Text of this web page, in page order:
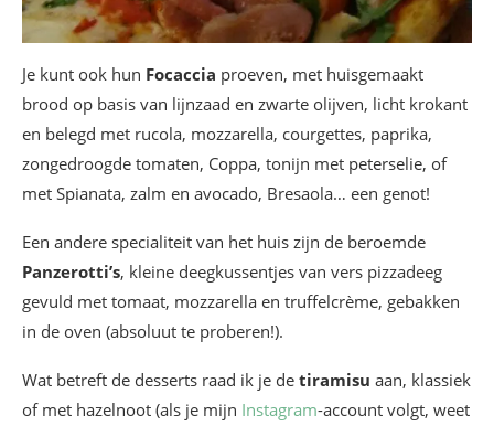
Je kunt ook hun Focaccia proeven, met huisgemaakt
brood op basis van lijnzaad en zwarte olijven, licht krokant
en belegd met rucola, mozzarella, courgettes, paprika,
zongedroogde tomaten, Coppa, tonijn met peterselie, of
met Spianata, zalm en avocado, Bresaola… een genot!
Een andere specialiteit van het huis zijn de beroemde
Panzerotti’s, kleine deegkussentjes van vers pizzadeeg
gevuld met tomaat, mozzarella en truffelcrème, gebakken
in de oven (absoluut te proberen!).
Wat betreft de desserts raad ik je de tiramisu aan, klassiek
of met hazelnoot (als je mijn Instagram-account volgt, weet